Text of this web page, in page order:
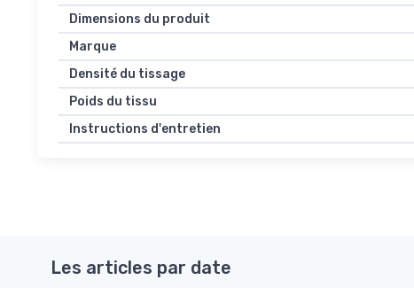
Dimensions du produit
Marque
Densité du tissage
Poids du tissu
Instructions d'entretien
Les articles par date